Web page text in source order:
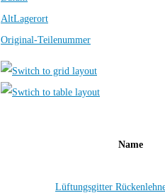
AltLagerort
Original-Teilenummer
Name
Lüftungsgitter